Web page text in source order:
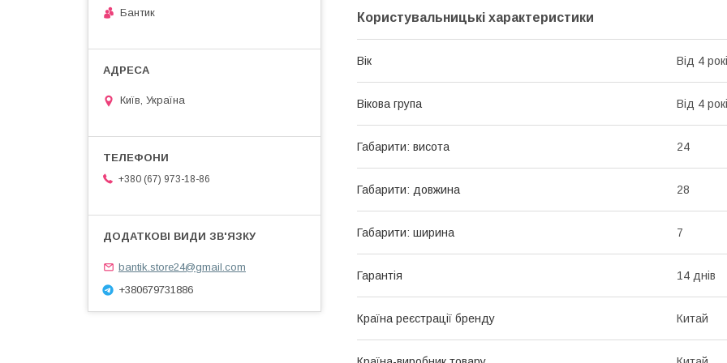
Користувальницькі характеристики
Вік Від 4
Вікова група Від 4
Габарити: висота 24
Габарити: довжина 28
Габарити: ширина 7
Гарантія 14 днів
Країна реєстрації бренду Китай
Бантик
Київ, Україна
+380 (67) 973-18-86
bantik.store24@gmail.com
+380679731886